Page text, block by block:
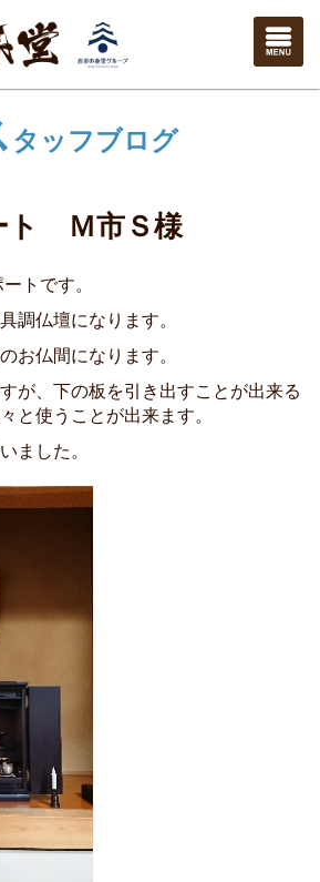
タッフブログ
ト Ｍ市Ｓ様
トです。
調仏壇になります。
お仏間になります。
が、下の板を引き出すことが出来る
と使うことが出来ます。
ました。